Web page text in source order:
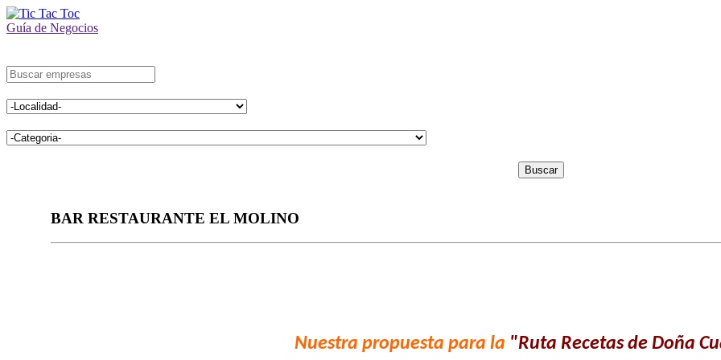
Guía de Negocios
Buscar
BAR RESTAURANTE EL MOLINO
Nuestra propuesta para la "Ruta Recetas de Doña